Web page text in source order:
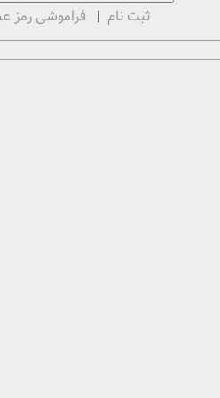
ثبت نام | فراموشی رمز